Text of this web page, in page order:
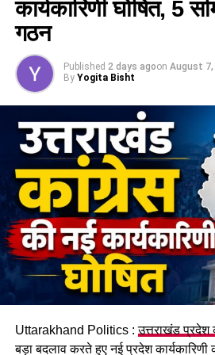
32 चेहरे रेड जोन में, कट
टिकट !
पार्टी के विश्वत सूत्रों से मिली जानकारी के
विधायकों का अगले विधानसभा चुनाव में
संघ की ओर से राज्य में अपने हिस्से की सभी
आंतरिक सर्वे में 32 विधायकों के खिलाफ
की बात सामने आई है।
रिपोर्ट के मुताबिक लोग विधायकों से बेहद
के दस साल के शासन में विकास के कई कार्य
जिनके वो आवाज उठाते रहे लेकिन उस पर
कलह, कुछ स्तरों पर प्रशासनिक ढिलाई,
सामने आई है। बीते कुछ समय में सोशल
मामले सामने आए हैं।
कार्यकारिणी घोषित, 5
गठन
Published 2 days agoon August 7,
By Yogita Bisht
Uttarakhand Politics :उत्तराखंड प्रदेश
बड़ा बदलाव करते हुए नई प्रदेश